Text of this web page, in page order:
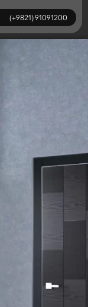
91091200 (9821+)